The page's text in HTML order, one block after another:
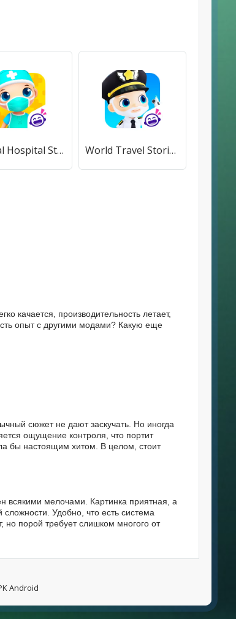
Central Hospital Stories (Центральные истории больницы) [МОД Все открыто] APK Android World Travel Stories - Airport (Сториз Ворлд Трэвелс) [МОД Все открыто] APK Android
качается, производительность летает,
опыт с другими модами? Какую еще
сюжет не дают заскучать. Но иногда
ощущение контроля, что портит
бы настоящим хитом. В целом, стоит
всякими мелочами. Картинка приятная, а
Удобно, что есть система
но порой требует слишком многого от
Android